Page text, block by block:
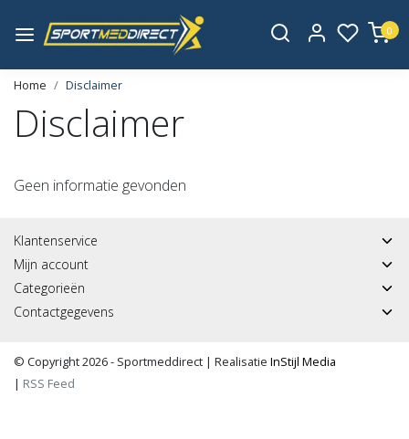
0
Home Disclaimer
Disclaimer
Geen informatie gevonden
Klantenservice
Mijn account
Categorieën
Contactgegevens
© Copyright 2026 - Sportmeddirect | Realisatie InStijl Media
| RSS Feed